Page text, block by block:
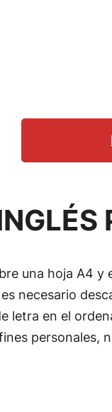
una hoja A4 y
necesario
letra en el
personales,